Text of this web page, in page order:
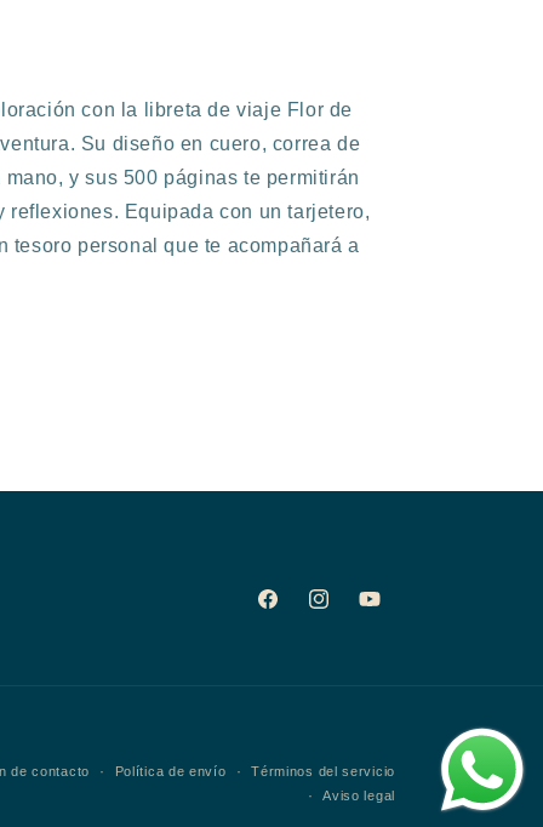
con la libreta de viaje Flor de
Su diseño en cuero, correa de
y sus 500 páginas te permitirán
reflexiones. Equipada con un tarjetero,
tesoro personal que te acompañará a
FacebookInstagramYouTube
de contacto Política de envío
Términos del servicio
Aviso legal